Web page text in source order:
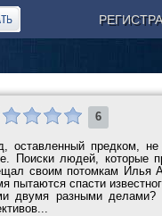
6
оставленный предком,
Поиски людей, которые
своим потомкам Илья
пытаются спасти
двумя разными